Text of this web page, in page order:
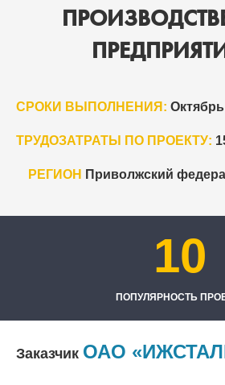
СРОКИ ВЫПОЛНЕНИЯ:
ТРУДОЗАТРАТЫ ПО ПРОЕКТУ:
РЕГИОН Приволжский
10
ПОПУЛЯРНОСТЬ
Заказчик ОАО